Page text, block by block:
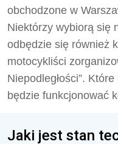
obchodzone w
Niektórzy wybiorą się
odbędzie się również
motocykliści
Niepodległości”.
będzie funkcjonować
Jaki jest stan